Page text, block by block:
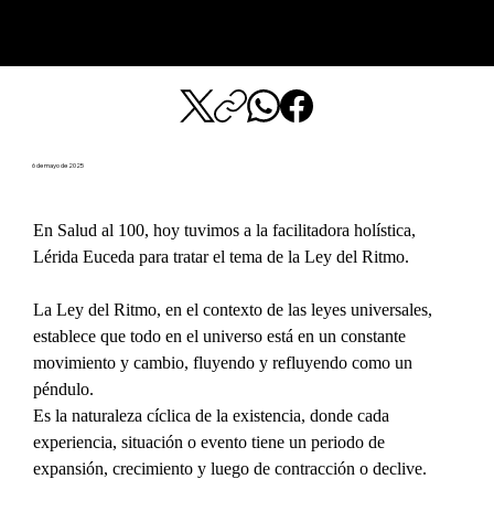
6 de mayo de 2025
En Salud al 100, hoy tuvimos a la facilitadora holística,
Lérida Euceda para tratar el tema de la Ley del Ritmo.
La Ley del Ritmo, en el contexto de las leyes universales,
establece que todo en el universo está en un constante
movimiento y cambio, fluyendo y refluyendo como un
péndulo.
Es la naturaleza cíclica de la existencia, donde cada
experiencia, situación o evento tiene un periodo de
expansión, crecimiento y luego de contracción o declive.